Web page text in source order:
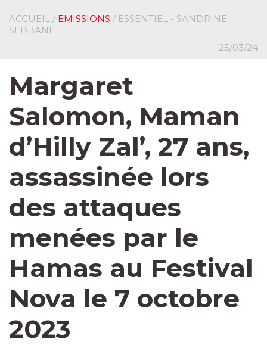
ACCUEIL / EMISSIONS / ESSENTIEL - SANDRINE
SEBBANE
25/03/24
Margaret
Salomon, Maman
d’Hilly Zal’, 27 ans,
assassinée lors
des attaques
menées par le
Hamas au Festival
Nova le 7 octobre
2023